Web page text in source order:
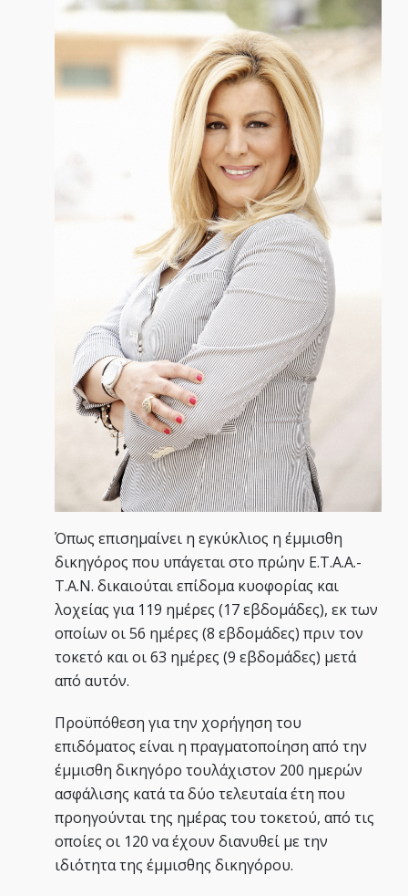
Όπως επισημαίνει η εγκύκλιος η έμμισθη
δικηγόρος που υπάγεται στο πρώην Ε.Τ.Α.Α.-
Τ.Α.Ν. δικαιούται επίδομα κυοφορίας και
λοχείας για 119 ημέρες (17 εβδομάδες), εκ των
οποίων οι 56 ημέρες (8 εβδομάδες) πριν τον
τοκετό και οι 63 ημέρες (9 εβδομάδες) μετά
από αυτόν.
Προϋπόθεση για την χορήγηση του
επιδόματος είναι η πραγματοποίηση από την
έμμισθη δικηγόρο τουλάχιστον 200 ημερών
ασφάλισης κατά τα δύο τελευταία έτη που
προηγούνται της ημέρας του τοκετού, από τις
οποίες οι 120 να έχουν διανυθεί με την
ιδιότητα της έμμισθης δικηγόρου.